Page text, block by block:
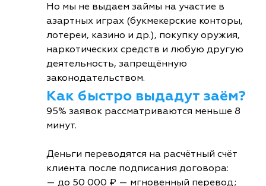
Но мы не выдаем займы на участие в
азартных играх (букмекерские конторы,
лотереи, казино и др.), покупку оружия,
наркотических средств и любую другую
деятельность, запрещённую
законодательством.
Как быстро выдадут заём?
95% заявок рассматриваются меньше 8
минут.
Деньги переводятся на расчётный счёт
клиента после подписания договора:
— до 50 000 ₽ — мгновенный перевод;